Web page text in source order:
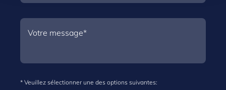
* Veuillez sélectionner une des options suivantes: